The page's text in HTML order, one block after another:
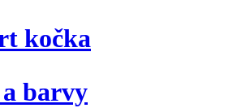
kočka
barvy